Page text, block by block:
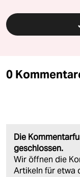
0
Die
geschlossen.
Wir öffnen die
Artikeln für etwa